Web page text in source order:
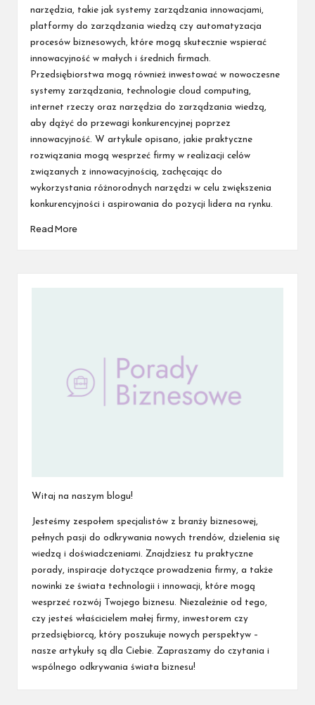
narzędzia, takie jak systemy zarządzania innowacjami,
platformy do zarządzania wiedzą czy automatyzacja
procesów biznesowych, które mogą skutecznie wspierać
innowacyjność w małych i średnich firmach.
Przedsiębiorstwa mogą również inwestować w nowoczesne
systemy zarządzania, technologie cloud computing,
internet rzeczy oraz narzędzia do zarządzania wiedzą,
aby dążyć do przewagi konkurencyjnej poprzez
innowacyjność. W artykule opisano, jakie praktyczne
rozwiązania mogą wesprzeć firmy w realizacji celów
związanych z innowacyjnością, zachęcając do
wykorzystania różnorodnych narzędzi w celu zwiększenia
konkurencyjności i aspirowania do pozycji lidera na rynku.
Read More
Witaj na naszym blogu!
Jesteśmy zespołem specjalistów z branży biznesowej,
pełnych pasji do odkrywania nowych trendów, dzielenia się
wiedzą i doświadczeniami. Znajdziesz tu praktyczne
porady, inspiracje dotyczące prowadzenia firmy, a także
nowinki ze świata technologii i innowacji, które mogą
wesprzeć rozwój Twojego biznesu. Niezależnie od tego,
czy jesteś właścicielem małej firmy, inwestorem czy
przedsiębiorcą, który poszukuje nowych perspektyw –
nasze artykuły są dla Ciebie. Zapraszamy do czytania i
wspólnego odkrywania świata biznesu!